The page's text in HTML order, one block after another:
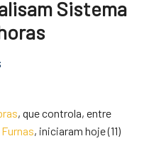
Sistema
, que controla, entre
Furnas, iniciaram hoje (11)